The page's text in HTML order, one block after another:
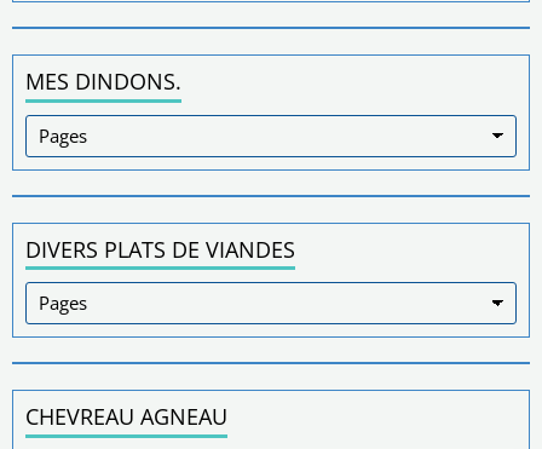
MES DINDONS.
DIVERS PLATS DE VIANDES
CHEVREAU AGNEAU